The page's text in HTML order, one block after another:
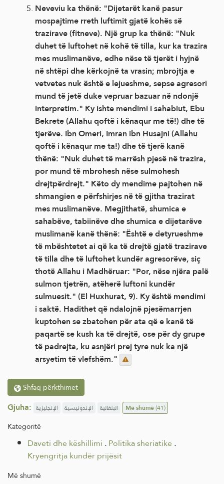
Neveviu ka thënë: "Dijetarët kanë pasur
mospajtime rreth luftimit gjatë kohës së
trazirave (fitneve). Një grup ka thënë: "Nuk
duhet të luftohet në kohë të tilla, kur ka trazira
mes muslimanëve, edhe nëse të tjerët i hyjnë
në shtëpi dhe kërkojnë ta vrasin; mbrojtja e
vetvetes nuk është e lejueshme, sepse agresori
mund të jetë duke vepruar bazuar në ndonjë
interpretim." Ky ishte mendimi i sahabiut, Ebu
Bekrete (Allahu qoftë i kënaqur me të!) dhe të
tjerëve. Ibn Omeri, Imran ibn Husajni (Allahu
qoftë i kënaqur me ta!) dhe të tjerë kanë
thënë: "Nuk duhet të marrësh pjesë në trazira,
por mund të mbrohesh nëse sulmohesh
drejtpërdrejt." Këto dy mendime pajtohen në
shmangien e përfshirjes në të gjitha trazirat
mes muslimanëve. Megjithatë, shumica e
sahabëve, tabiinëve dhe shumica e dijetarëve
muslimanë kanë thënë: "Është e detyrueshme
të mbështetet ai që ka të drejtë gjatë trazirave
të tilla dhe të luftohet kundër agresorëve, siç
thotë Allahu i Madhëruar: "Por, nëse njëra palë
sulmon tjetrën, atëherë luftoni kundër
sulmuesit." (El Huxhurat, 9). Ky është mendimi
i saktë. Hadithet që ndalojnë pjesëmarrjen
kuptohen se zbatohen për ata që e kanë të
paqartë se kush ka të drejtë, ose për dy grupe
të padrejta, ku asnjëri prej tyre nuk ka një
arsyetim të vlefshëm."
Shfaq përkthimet
Gjuha: الإنجليزية الإندونيسية البنغالية Më shumë(41)
Kategoritë
Daveti dhe këshillimi .Politika sheriatike .
Kryengritja kundër prijësit
Më shumë